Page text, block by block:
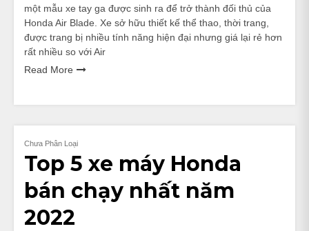
một mẫu xe tay ga được sinh ra để trở thành đối thủ của
Honda Air Blade. Xe sở hữu thiết kế thể thao, thời trang,
được trang bị nhiều tính năng hiện đại nhưng giá lại rẻ hơn
rất nhiều so với Air
Read More
Chưa Phân Loại
Top 5 xe máy Honda
bán chạy nhất năm
2022